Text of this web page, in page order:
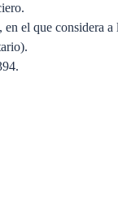
el que considera a